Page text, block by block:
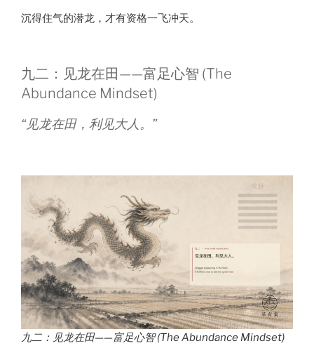
沉得住气的潜龙，才有资格一飞冲天。
九二：见龙在田——富足心智 (The
Abundance Mindset)
“见龙在田，利见大人。”
九二：见龙在田——富足心智 (The Abundance Mindset)